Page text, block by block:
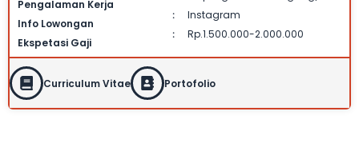
Pengalaman Kerja
Info Lowongan
: Instagram
Ekspetasi Gaji
: Rp.1.500.000-2.000.000
Curriculum Vitae Portofolio